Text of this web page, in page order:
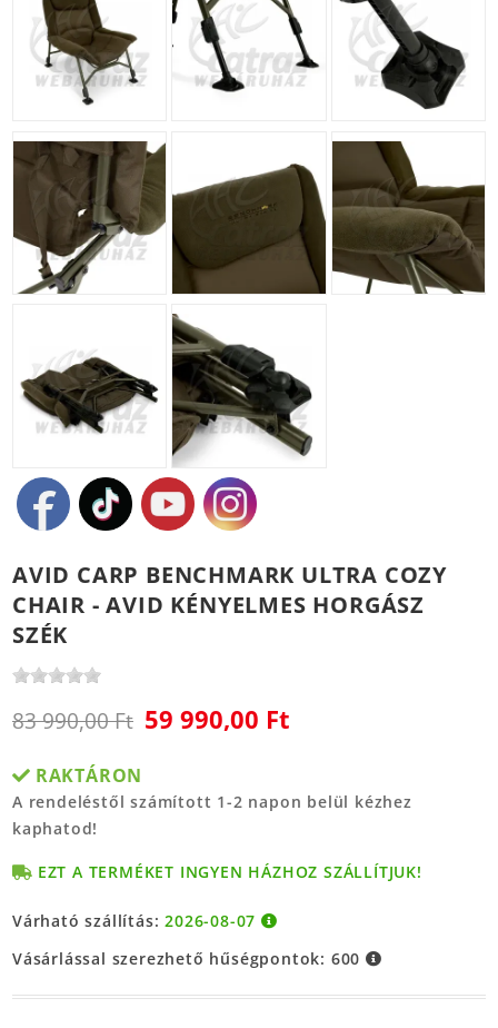
AVID CARP BENCHMARK ULTRA COZY
CHAIR - AVID KÉNYELMES HORGÁSZ
SZÉK
83 990,00 Ft 59 990,00 Ft
RAKTÁRON
A rendeléstől számított 1-2 napon belül kézhez
kaphatod!
EZT A TERMÉKET INGYEN HÁZHOZ SZÁLLÍTJUK!
Várható szállítás:2026-08-07
Vásárlással szerezhető hűségpontok: 600